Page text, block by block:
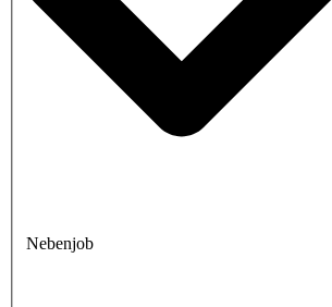
Nebenjob